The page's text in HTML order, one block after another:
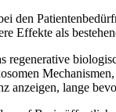
den
Effekte als
regenerative
anzeigen, lange